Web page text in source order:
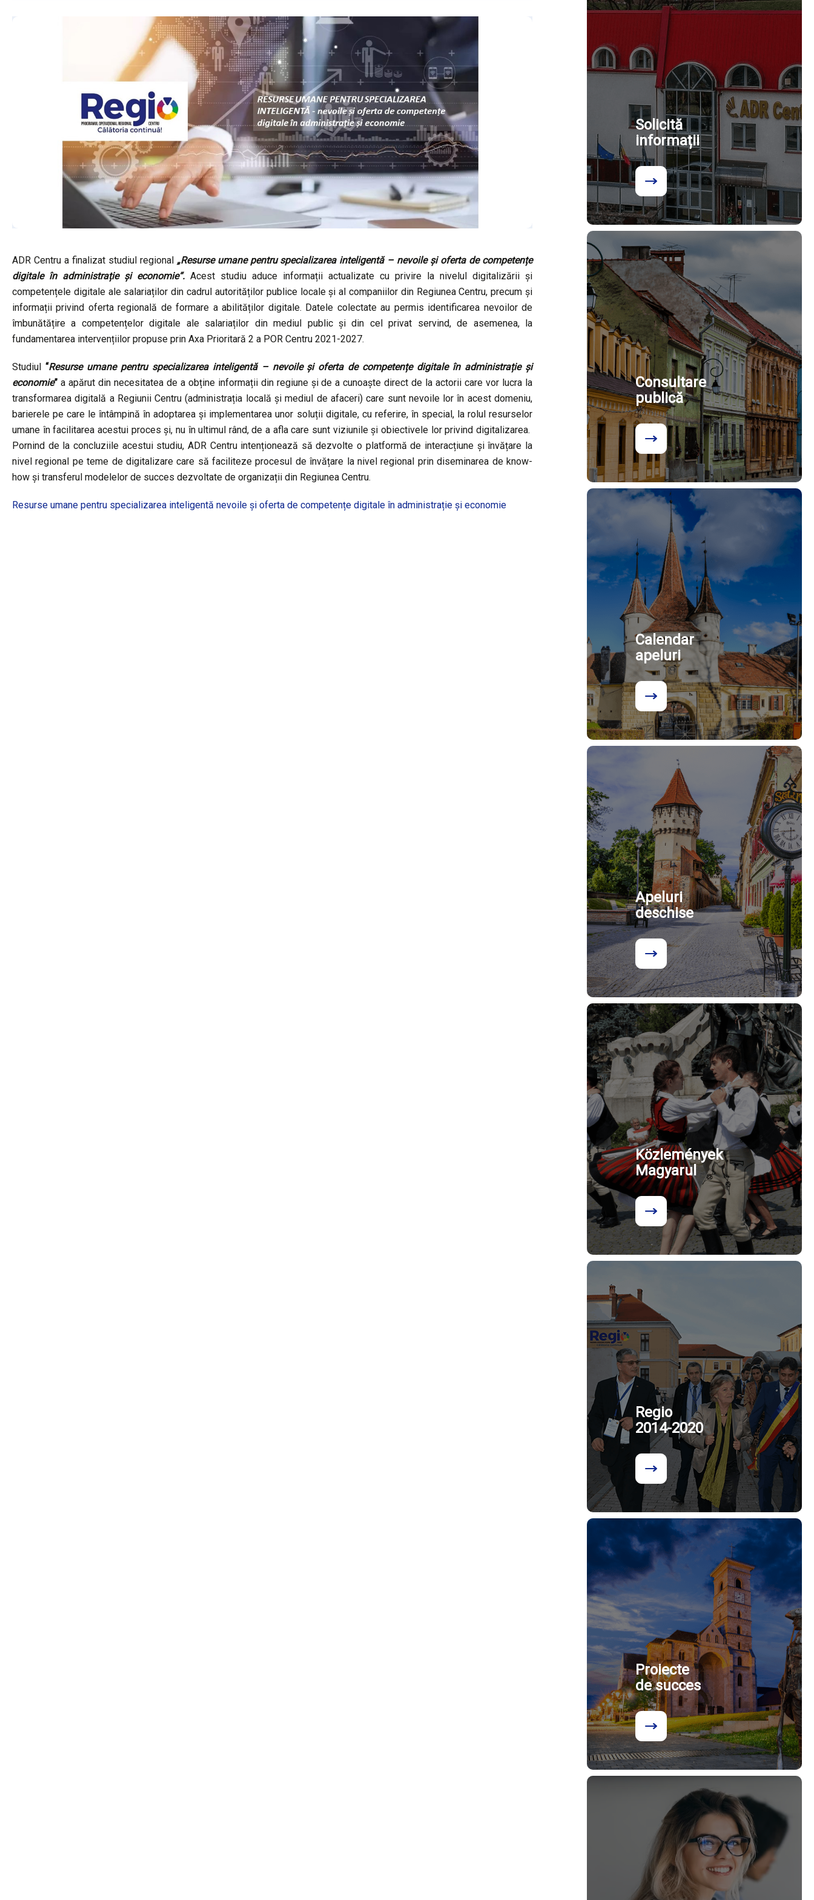
ADR Centru a finalizat studiul regional „Resurse umane pentru specializarea inteligentă – nevoile și oferta de competențe
digitale în administrație și economie“. Acest studiu aduce informații actualizate cu privire la nivelul digitalizării și
competențele digitale ale salariaților din cadrul autorităților publice locale și al companiilor din Regiunea Centru, precum și
informații privind oferta regională de formare a abilităților digitale. Datele colectate au permis identificarea nevoilor de
îmbunătățire a competențelor digitale ale salariaților din mediul public și din cel privat servind, de asemenea, la
fundamentarea intervențiilor propuse prin Axa Prioritară 2 a POR Centru 2021-2027.
Studiul “Resurse umane pentru specializarea inteligentă – nevoile și oferta de competențe digitale în administrație și
economie” a apărut din necesitatea de a obține informații din regiune și de a cunoaște direct de la actorii care vor lucra la
transformarea digitală a Regiunii Centru (administrația locală și mediul de afaceri) care sunt nevoile lor în acest domeniu,
barierele pe care le întâmpină în adoptarea și implementarea unor soluții digitale, cu referire, în special, la rolul resurselor
umane în facilitarea acestui proces și, nu în ultimul rând, de a afla care sunt viziunile și obiectivele lor privind digitalizarea.
Pornind de la concluziile acestui studiu, ADR Centru intenționează să dezvolte o platformă de interacțiune și învățare la
nivel regional pe teme de digitalizare care să faciliteze procesul de învățare la nivel regional prin diseminarea de know-
how și transferul modelelor de succes dezvoltate de organizații din Regiunea Centru.
Resurse umane pentru specializarea inteligentă nevoile și oferta de competențe digitale în administrație și economie
Solicită
informații
Consultare
publică
Calendar
apeluri
Apeluri
deschise
Közlemények
Magyarul
Regio
2014-2020
Proiecte
de succes